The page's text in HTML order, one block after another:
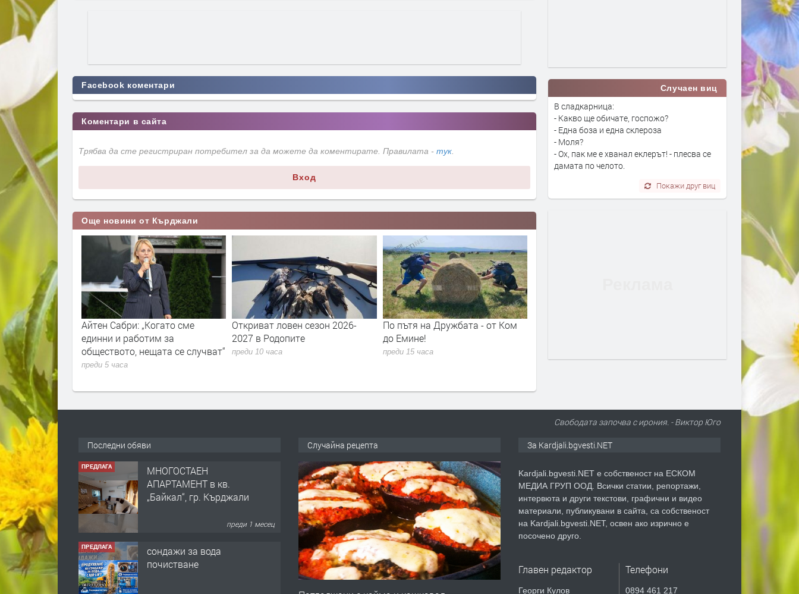
Facebook коментари
Коментари в сайта
Трябва да сте регистриран потребител за да можете да коментирате. Правилата - тук.
Вход
Още новини от Кърджали
Биволяне в
баба
Айтен Сабри: „Когато сме
единни и работим за
обществото, нещата се случват“
преди 5 часа
Откриват ловен сезон 2026-
2027 в Родопите
преди 10 часа
По пътя на Дружбата - от Ком
до Емине!
преди 15 часа
сигнал на Кърджали бг вести
Кърджалийско скочи
въвеждане на еврото,на
достигна 15 евро
Случаен виц
В сладкарница:
- Какво ще обичате, госпожо?
- Една боза и една склероза
- Моля?
- Ох, пак ме е хванал еклерът! - плесва се
дамата по челото.
Покажи друг виц
Свободата започва с ирония. - Виктор Юго
Последни обяви
ПРЕДЛАГА
МНОГОСТАЕН
АПАРТАМЕНТ в кв.
„Байкал“, гр. Кърджали
преди 1 месец
ПРЕДЛАГА
сондажи за вода
почистване
Случайна рецепта За Kardjali.bgvesti.NET
Kardjali.bgvesti.NET е собственост на ЕСКОМ
МЕДИА ГРУП ООД. Всички статии, репортажи,
интервюта и други текстови, графични и видео
материали, публикувани в сайта, са собственост
на Kardjali.bgvesti.NET, освен ако изрично е
посочено друго.
Главен редактор
Георги Кулов
Телефони
0894 461 217